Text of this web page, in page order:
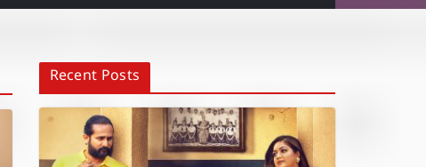
Recent Posts